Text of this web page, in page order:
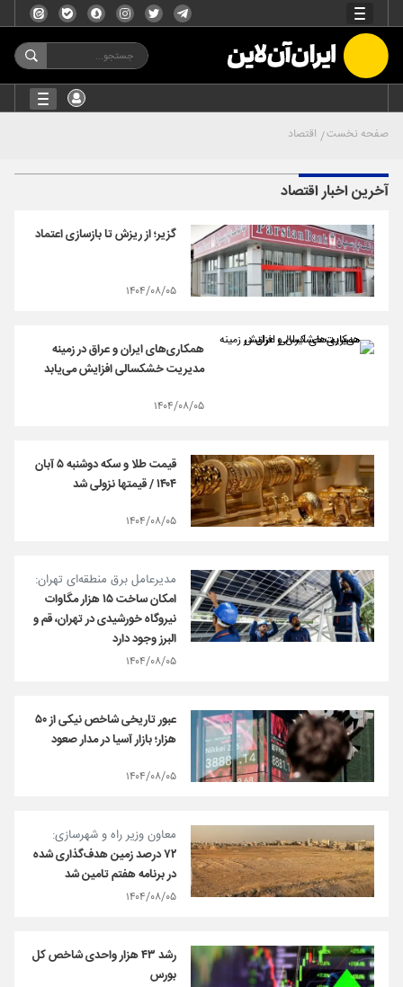
صفحه نخست اقتصاد
آخرین اخبار اقتصاد
گزیر؛ از ریزش تا بازسازی اعتماد
۱۴۰۴/۰۸/۰۵
همکاری‌های ایران و عراق در زمینه
مدیریت خشکسالی افزایش می‌یابد
۱۴۰۴/۰۸/۰۵
قیمت طلا و سکه دوشنبه ۵ آبان
۱۴۰۴ / قیمتها نزولی شد
۱۴۰۴/۰۸/۰۵
مدیرعامل برق منطقه‌ای تهران:
امکان ساخت ۱۵ هزار مگاوات
نیروگاه خورشیدی در تهران، ‌قم و
البرز وجود دارد
۱۴۰۴/۰۸/۰۵
عبور تاریخی شاخص نیکی از ۵۰
هزار؛ بازار آسیا در مدار صعود
۱۴۰۴/۰۸/۰۵
معاون وزیر راه و شهرسازی:
۷۲ درصد زمین هدف‌گذاری شده
در برنامه هفتم تامین شد
۱۴۰۴/۰۸/۰۵
رشد ۴۳ هزار واحدی شاخص کل
بورس